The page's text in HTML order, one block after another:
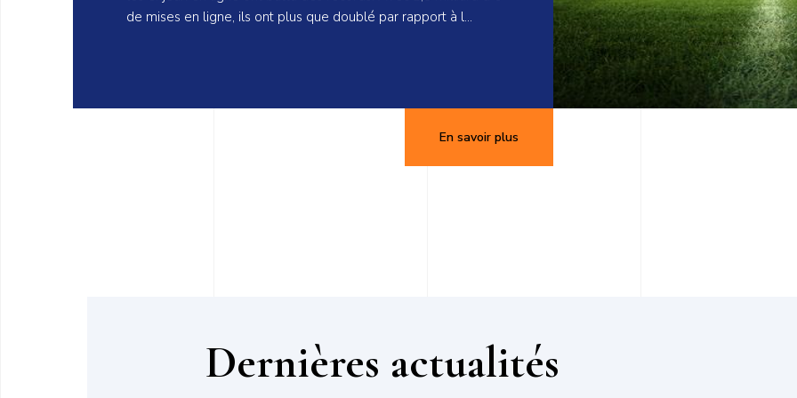
de mises en ligne, ils ont plus que doublé par rapport à l…
En savoir plus
Dernières actualités